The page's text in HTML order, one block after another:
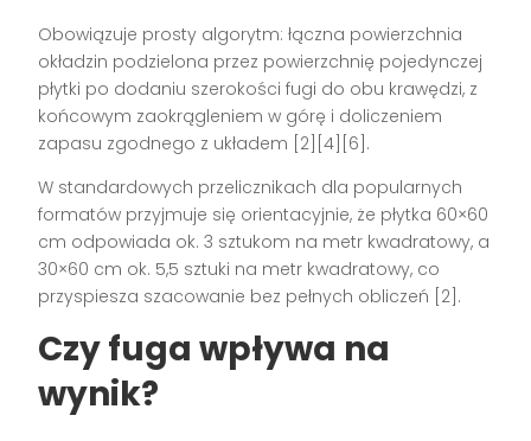
Obowiązuje prosty algorytm: łączna powierzchnia
okładzin podzielona przez powierzchnię pojedynczej
płytki po dodaniu szerokości fugi do obu krawędzi, z
końcowym zaokrągleniem w górę i doliczeniem
zapasu zgodnego z układem [2][4][6].
W standardowych przelicznikach dla popularnych
formatów przyjmuje się orientacyjnie, że płytka 60×60
cm odpowiada ok. 3 sztukom na metr kwadratowy, a
30×60 cm ok. 5,5 sztuki na metr kwadratowy, co
przyspiesza szacowanie bez pełnych obliczeń [2].
Czy fuga wpływa na
wynik?